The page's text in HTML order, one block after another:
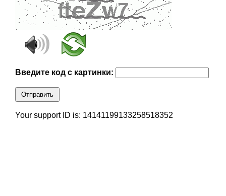
Введите код с картинки:
Отправить
Your support ID is: 14141199133258518352